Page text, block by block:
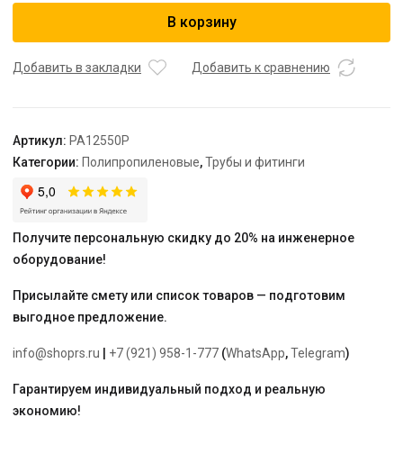
Муфта
нар.
AQUA"
В корзину
Добавить в закладки Добавить к сравнению
Артикул: PA12550P
Категории: Полипропиленовые,Трубы и фитинги
Получите персональную скидку до 20% на инженерное
оборудование!
Присылайте смету или список товаров — подготовим
выгодное предложение.
info@shoprs.ru +7 (921) 958-1-777 (WhatsApp,Telegram)
Гарантируем индивидуальный подход и реальную
экономию!